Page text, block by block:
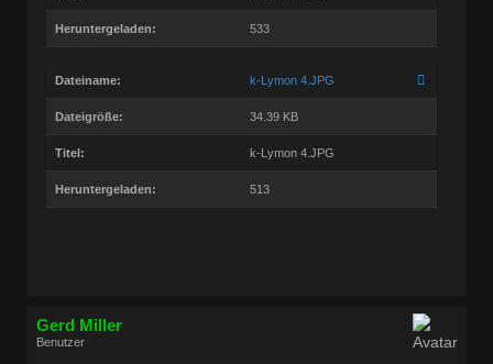
Heruntergeladen: 533
Dateiname: k-Lymon 4.JPG
Dateigröße: 34.39 KB
Titel: k-Lymon 4.JPG
Heruntergeladen: 513
Gerd Miller
Benutzer